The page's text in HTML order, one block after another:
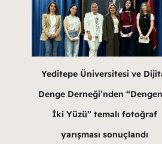
Yeditepe Üniversitesi ve
Denge Derneği’nden
İki Yüzü” temalı fotoğraf
yarışması sonuçlandı